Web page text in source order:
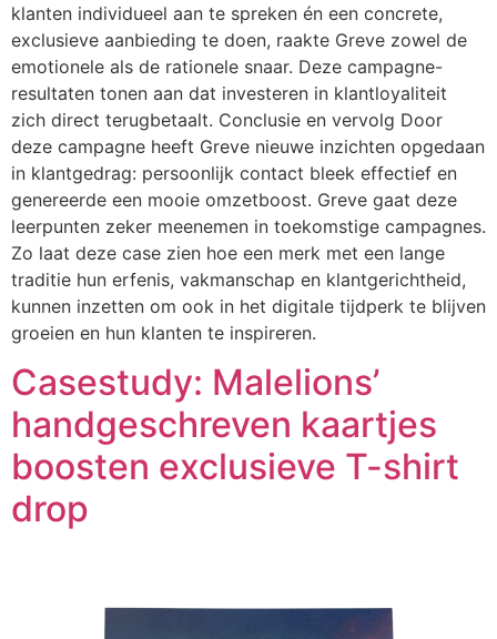
klanten individueel aan te spreken én een concrete,
exclusieve aanbieding te doen, raakte Greve zowel de
emotionele als de rationele snaar. Deze campagne-
resultaten tonen aan dat investeren in klantloyaliteit
zich direct terugbetaalt. Conclusie en vervolg Door
deze campagne heeft Greve nieuwe inzichten opgedaan
in klantgedrag: persoonlijk contact bleek effectief en
genereerde een mooie omzetboost. Greve gaat deze
leerpunten zeker meenemen in toekomstige campagnes.
Zo laat deze case zien hoe een merk met een lange
traditie hun erfenis, vakmanschap en klantgerichtheid,
kunnen inzetten om ook in het digitale tijdperk te blijven
groeien en hun klanten te inspireren.
Casestudy: Malelions’
handgeschreven kaartjes
boosten exclusieve T-shirt
drop